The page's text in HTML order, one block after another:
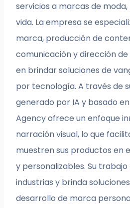
servicios a marcas de
vida. La empresa se
marca, producción de
comunicación y dirección
en brindar soluciones de
por tecnología. A través de
generado por IA y basado
Agency ofrece un enfoque
narración visual, lo que
muestren sus productos en
y personalizables. Su
industrias y brinda
desarrollo de marca